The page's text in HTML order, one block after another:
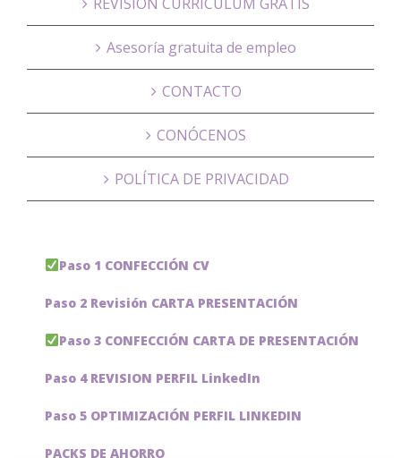
Asesoría gratuita de empleo
CONTACTO
CONÓCENOS
POLÍTICA DE PRIVACIDAD
Paso 1 CONFECCIÓN CV
Paso 2 Revisión CARTA PRESENTACIÓN
Paso 3 CONFECCIÓN CARTA DE PRESENTACIÓN
Paso 4 REVISION PERFIL LinkedIn
Paso 5 OPTIMIZACIÓN PERFIL LINKEDIN
PACKS DE AHORRO